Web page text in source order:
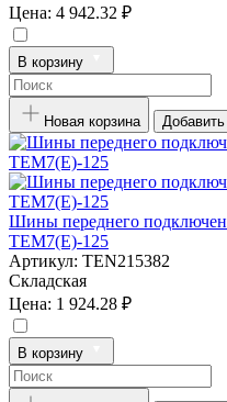
Цена: 4 942.32 ₽
В корзину
Новая корзина Добавить
Шины переднего
TEM7(E)-125
Артикул: TEN215382
Складская
Цена: 1 924.28 ₽
В корзину